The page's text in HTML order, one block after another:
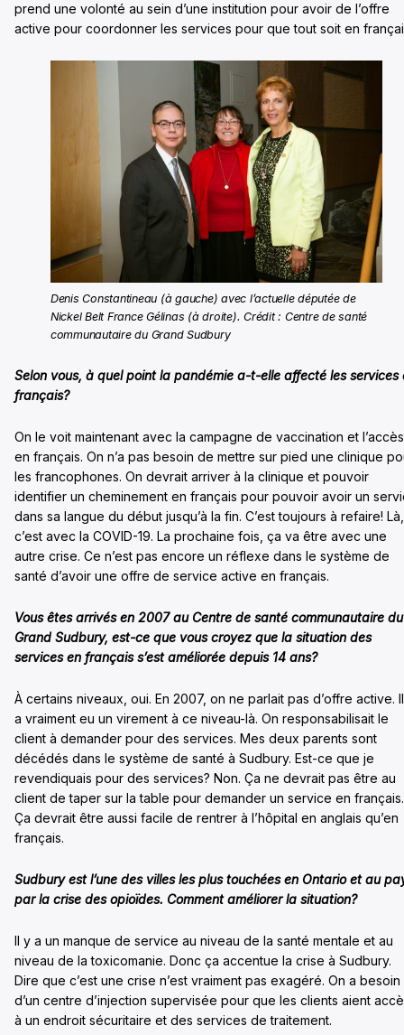
prend une volonté au sein d’une institution pour avoir de l’offre
active pour coordonner les services pour que tout soit en
Denis Constantineau (à gauche) avec l’actuelle députée de
Nickel Belt France Gélinas (à droite). Crédit : Centre de santé
communautaire du Grand Sudbury
Selon vous, à quel point la pandémie a-t-elle affecté les services
français?
On le voit maintenant avec la campagne de vaccination et l’accès
en français. On n’a pas besoin de mettre sur pied une clinique
les francophones. On devrait arriver à la clinique et pouvoir
identifier un cheminement en français pour pouvoir avoir un
dans sa langue du début jusqu’à la fin. C’est toujours à refaire! Là,
c’est avec la COVID-19. La prochaine fois, ça va être avec une
autre crise. Ce n’est pas encore un réflexe dans le système de
santé d’avoir une offre de service active en français.
Vous êtes arrivés en 2007 au Centre de santé communautaire du
Grand Sudbury, est-ce que vous croyez que la situation des
services en français s’est améliorée depuis 14 ans?
À certains niveaux, oui. En 2007, on ne parlait pas d’offre active.
a vraiment eu un virement à ce niveau-là. On responsabilisait le
client à demander pour des services. Mes deux parents sont
décédés dans le système de santé à Sudbury. Est-ce que je
revendiquais pour des services? Non. Ça ne devrait pas être au
client de taper sur la table pour demander un service en français.
Ça devrait être aussi facile de rentrer à l’hôpital en anglais qu’en
français.
Sudbury est l’une des villes les plus touchées en Ontario et au
par la crise des opioïdes. Comment améliorer la situation?
Il y a un manque de service au niveau de la santé mentale et au
niveau de la toxicomanie. Donc ça accentue la crise à Sudbury.
Dire que c’est une crise n’est vraiment pas exagéré. On a besoin
d’un centre d’injection supervisée pour que les clients aient
à un endroit sécuritaire et des services de traitement.